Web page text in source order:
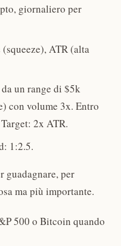
giornaliero per
ATR (alta
un range di $5k
con volume 3x. Entro
2x ATR.
1:2.5.
guadagnare, per
ma più importante.
500 o Bitcoin quando